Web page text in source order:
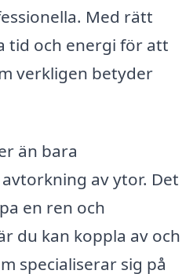
Med rätt
tid och energi för att
verkligen betyder
än bara
av ytor. Det
en ren och
du kan koppla av och
specialiserar sig på